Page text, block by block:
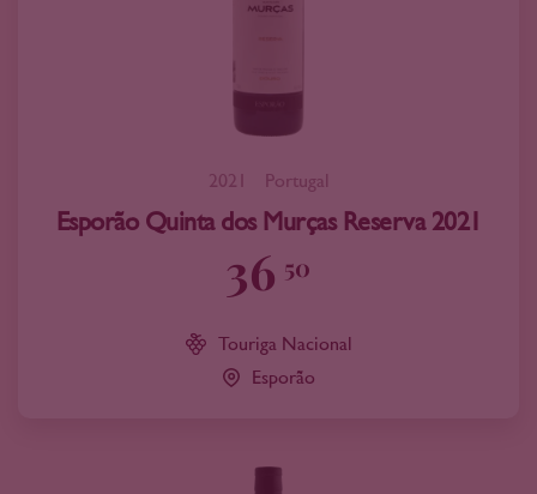
2021 Portugal
Esporão Quinta dos Murças Reserva 2021
36 50
Touriga Nacional
Esporão